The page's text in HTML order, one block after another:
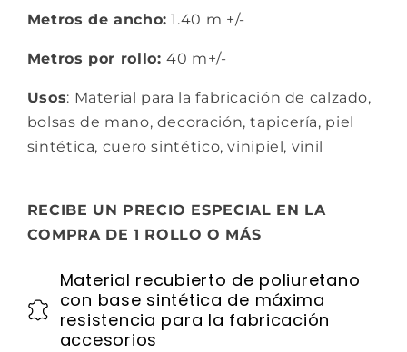
Metros de ancho: 1.40 m +/-
Metros por rollo:40 m+/-
Usos: Material para la fabricación de calzado,
bolsas de mano, decoración, tapicería, piel
sintética, cuero sintético, vinipiel, vinil
RECIBE UN PRECIO ESPECIAL EN LA
COMPRA DE 1 ROLLO O MÁS
Material recubierto de poliuretano
con base sintética de máxima
resistencia para la fabricación
accesorios